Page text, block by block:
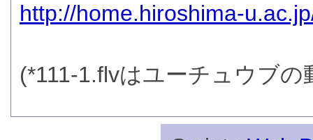
http://home.hiroshima-
(*111-1.flvはユーチュウブの